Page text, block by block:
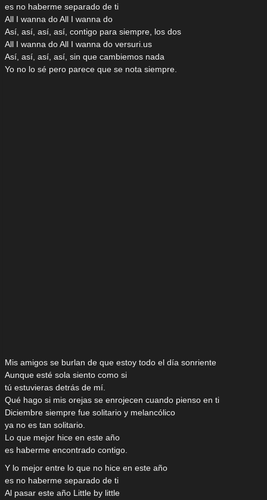
es no haberme separado de ti
All I wanna do All I wanna do
Así, así, así, así, contigo para siempre, los dos
All I wanna do All I wanna do versuri.us
Así, así, así, así, sin que cambiemos nada
Yo no lo sé pero parece que se nota siempre.
Mis amigos se burlan de que estoy todo el día sonriente
Aunque esté sola siento como si
tú estuvieras detrás de mí.
Qué hago si mis orejas se enrojecen cuando pienso en ti
Diciembre siempre fue solitario y melancólico
ya no es tan solitario.
Lo que mejor hice en este año
es haberme encontrado contigo.
Y lo mejor entre lo que no hice en este año
es no haberme separado de ti
Al pasar este año Little by little